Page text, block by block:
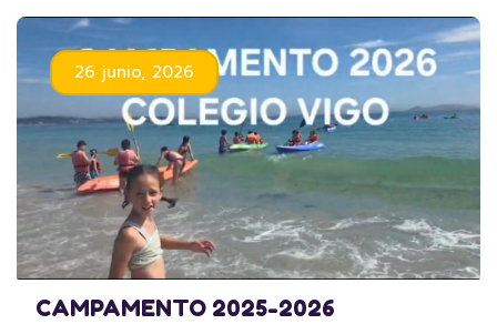
26 junio, 2026
CAMPAMENTO 2025-2026